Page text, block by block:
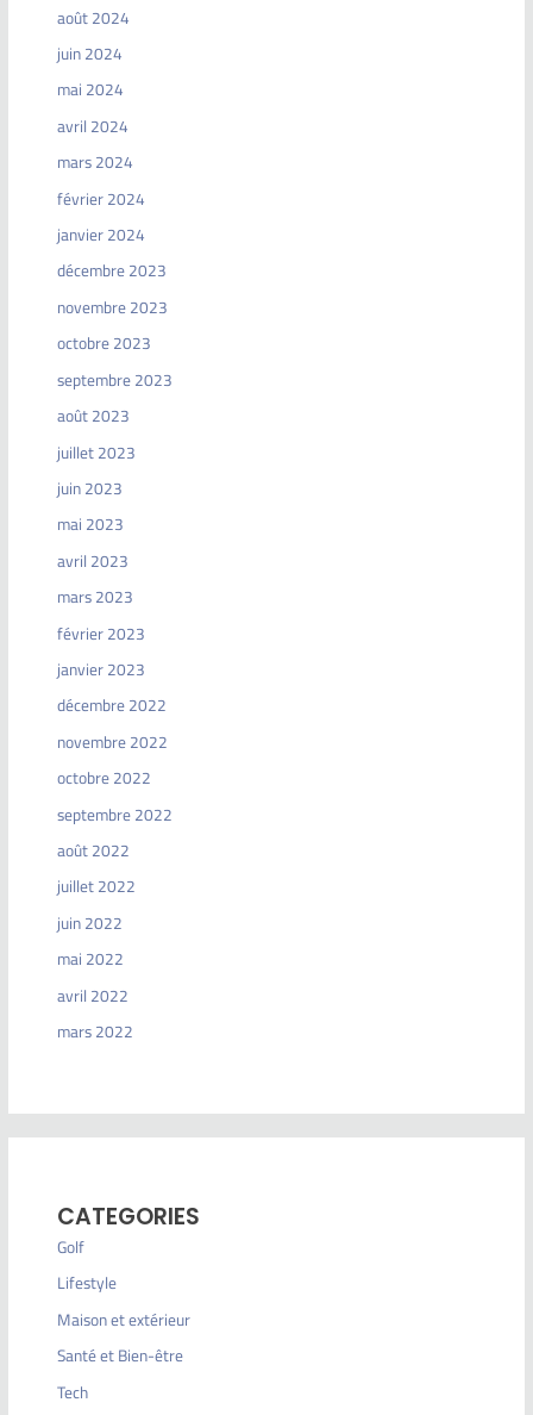
août 2024
juin 2024
mai 2024
avril 2024
mars 2024
février 2024
janvier 2024
décembre 2023
novembre 2023
octobre 2023
septembre 2023
août 2023
juillet 2023
juin 2023
mai 2023
avril 2023
mars 2023
février 2023
janvier 2023
décembre 2022
novembre 2022
octobre 2022
septembre 2022
août 2022
juillet 2022
juin 2022
mai 2022
avril 2022
mars 2022
CATEGORIES
Golf
Lifestyle
Maison et extérieur
Santé et Bien-être
Tech